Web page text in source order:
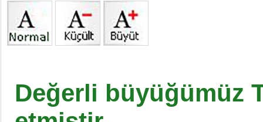
Değerli büyüğümüz